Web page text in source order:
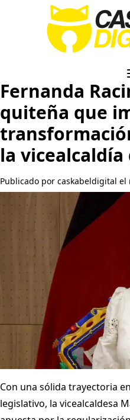
Fernanda
quiteña que
la
Publicado por caskabeldigital el
Con una sólida trayectoria
legislativo, la vicealcaldesa